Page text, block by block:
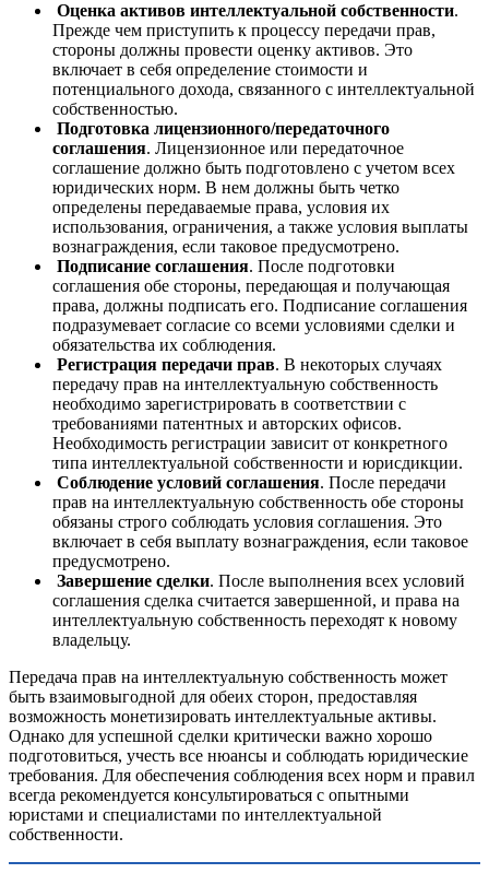
Оценка активов интеллектуальной собственности.
Прежде чем приступить к процессу передачи прав,
стороны должны провести оценку активов. Это
включает в себя определение стоимости и
потенциального дохода, связанного с интеллектуальной
собственностью.
Подготовка лицензионного/передаточного
соглашения. Лицензионное или передаточное
соглашение должно быть подготовлено с учетом всех
юридических норм. В нем должны быть четко
определены передаваемые права, условия их
использования, ограничения, а также условия выплаты
вознаграждения, если таковое предусмотрено.
Подписание соглашения. После подготовки
соглашения обе стороны, передающая и получающая
права, должны подписать его. Подписание соглашения
подразумевает согласие со всеми условиями сделки и
обязательства их соблюдения.
Регистрация передачи прав. В некоторых случаях
передачу прав на интеллектуальную собственность
необходимо зарегистрировать в соответствии с
требованиями патентных и авторских офисов.
Необходимость регистрации зависит от конкретного
типа интеллектуальной собственности и юрисдикции.
Соблюдение условий соглашения. После передачи
прав на интеллектуальную собственность обе стороны
обязаны строго соблюдать условия соглашения. Это
включает в себя выплату вознаграждения, если таковое
предусмотрено.
Завершение сделки. После выполнения всех условий
соглашения сделка считается завершенной, и права на
интеллектуальную собственность переходят к новому
владельцу.
Передача прав на интеллектуальную собственность может
быть взаимовыгодной для обеих сторон, предоставляя
возможность монетизировать интеллектуальные активы.
Однако для успешной сделки критически важно хорошо
подготовиться, учесть все нюансы и соблюдать юридические
требования. Для обеспечения соблюдения всех норм и правил
всегда рекомендуется консультироваться с опытными
юристами и специалистами по интеллектуальной
собственности.